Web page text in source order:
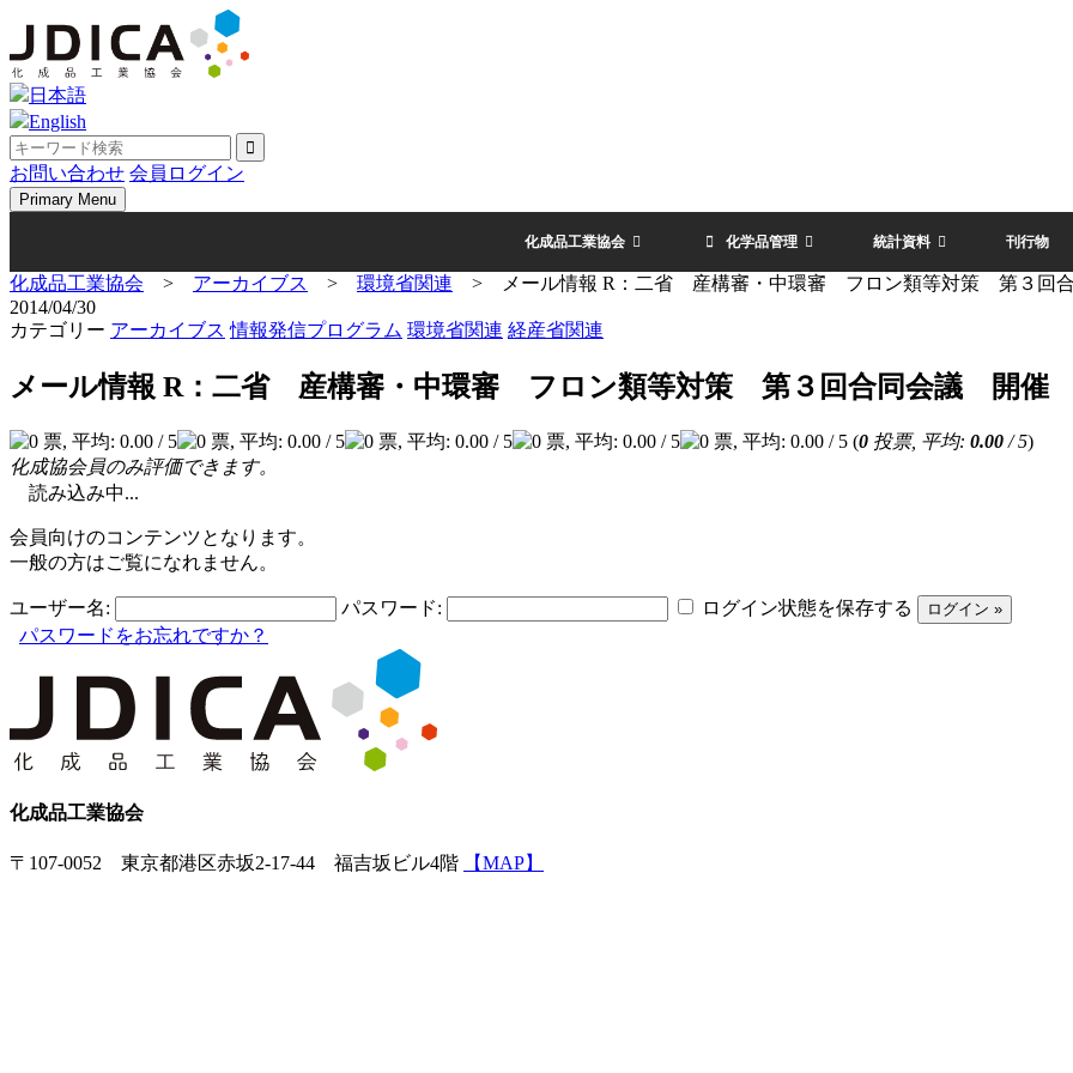
content
日本語
English
お問い合わせ 会員ログイン
Primary Menu
化成品工業協会 化学品管理 統計資料 刊行物
化成品工業協会 > アーカイブス > 環境省関連 >
メール情報 R：二省 産構審・中環審 フロン類等対策 第３回
2014/04/30
カテゴリー アーカイブス 情報発信プログラム 環境省関連 経産省関連
メール情報 R：二省 産構審・中環審 フロン類等対策 第３回合同会議 開催
(0 投票, 平均: 0.00 / 5)
化成協会員のみ評価できます。
読み込み中...
会員向けのコンテンツとなります。
一般の方はご覧になれません。
ユーザー名: パスワード:
ログイン状態を保存する
パスワードをお忘れですか？
化成品工業協会
〒107-0052 東京都港区赤坂2-17-44 福吉坂ビル4階 【MAP】